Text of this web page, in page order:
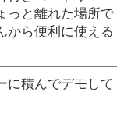
っと離れた場所で
から便利に使える
に積んでデモして